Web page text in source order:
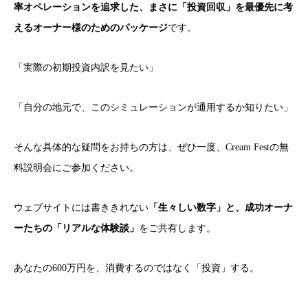
率オペレーションを追求した、まさに「投資回収」を最優先に考
えるオーナー様のためのパッケージです。
「実際の初期投資内訳を見たい」
「自分の地元で、このシミュレーションが通用するか知りたい」
そんな具体的な疑問をお持ちの方は、ぜひ一度、Cream Festの無
料説明会にご参加ください。
ウェブサイトには書ききれない 「生々しい数字」と、成功オーナ
ーたちの「リアルな体験談」 をご共有します。
あなたの600万円を、消費するのではなく「投資」する。